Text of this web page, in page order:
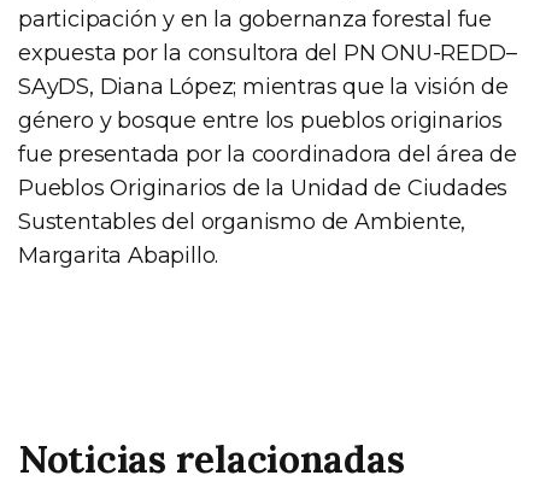
participación y en la gobernanza forestal fue
expuesta por la consultora del PN ONU-REDD–
SAyDS, Diana López; mientras que la visión de
género y bosque entre los pueblos originarios
fue presentada por la coordinadora del área de
Pueblos Originarios de la Unidad de Ciudades
Sustentables del organismo de Ambiente,
Margarita Abapillo.
Noticias relacionadas